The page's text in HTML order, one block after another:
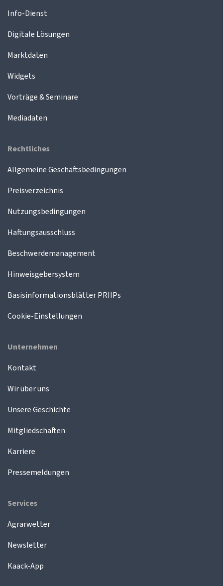
Info-Dienst
Digitale Lösungen
Marktdaten
Widgets
Vorträge & Seminare
Mediadaten
Rechtliches
Allgemeine Geschäftsbedingungen
Preisverzeichnis
Nutzungsbedingungen
Haftungsausschluss
Beschwerdemanagement
Hinweisgebersystem
Basisinformationsblätter PRIIPs
Cookie-Einstellungen
Unternehmen
Kontakt
Wir über uns
Unsere Geschichte
Mitgliedschaften
Karriere
Pressemeldungen
Services
Agrarwetter
Newsletter
Kaack-App